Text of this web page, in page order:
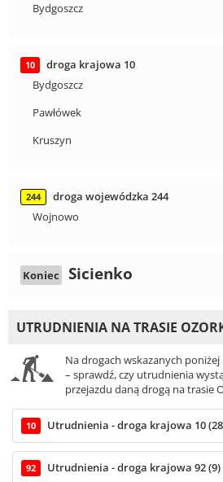
Bydgoszcz
10
droga krajowa 10
Bydgoszcz
Pawłówek
Kruszyn
244
droga wojewódzka 244
Wojnowo
Koniec Sicienko
UTRUDNIENIA NA TRASIE
Na drogach wskazanych
– sprawdź, czy utrudnienia
przejazdu daną drogą na trasie
10 Utrudnienia - droga krajowa 10
92 Utrudnienia - droga krajowa 92 (9)